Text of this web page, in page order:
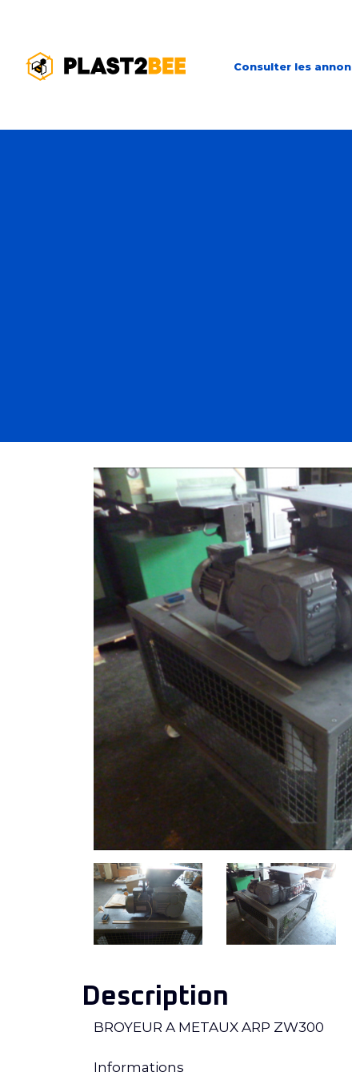
Consulter les
Description
BROYEUR A METAUX ARP ZW300
Informations